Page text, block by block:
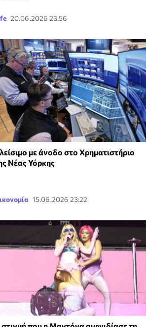
20.06.2026 23:56
με άνοδο στο Χρηματιστήριο
Νέας Υόρκης
15.06.2026 23:22